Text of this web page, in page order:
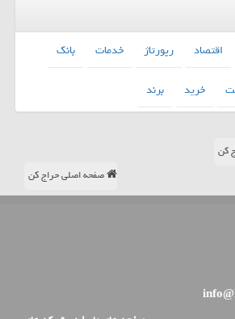
اقتصاد رپورتاژ خدمات
بانك
خرید برند
کن
صفحه اصلی حراج کن